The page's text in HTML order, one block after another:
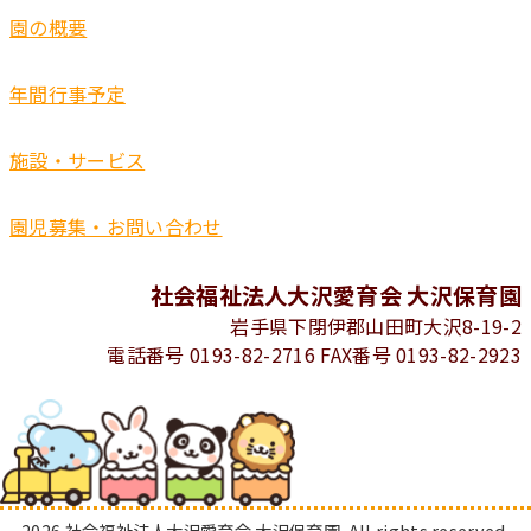
園の概要
年間行事予定
施設・サービス
園児募集・お問い合わせ
社会福祉法人大沢愛育会 大沢保育園
岩手県下閉伊郡山田町大沢8-19-2
電話番号 0193-82-2716 FAX番号 0193-82-2923